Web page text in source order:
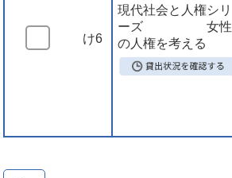
け6
現代社会と人権シリ
ーズ 女性
の人権を考える